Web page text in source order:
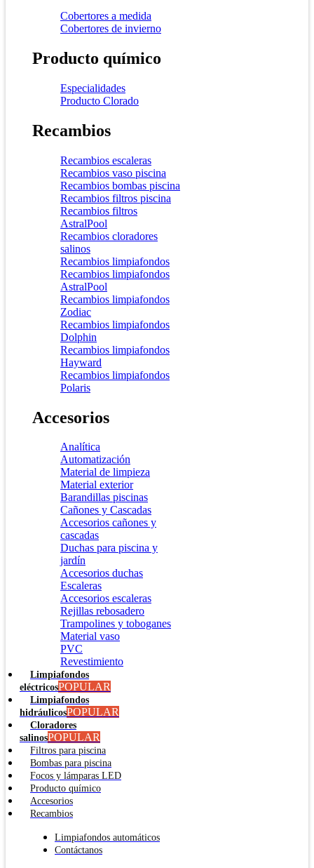
Cobertores a medida
Cobertores de invierno
Producto químico
Especialidades
Producto Clorado
Recambios
Recambios escaleras
Recambios vaso piscina
Recambios bombas piscina
Recambios filtros piscina
Recambios filtros
AstralPool
Recambios cloradores
salinos
Recambios limpiafondos
Recambios limpiafondos
AstralPool
Recambios limpiafondos
Zodiac
Recambios limpiafondos
Dolphin
Recambios limpiafondos
Hayward
Recambios limpiafondos
Polaris
Accesorios
Analítica
Automatización
Material de limpieza
Material exterior
Barandillas piscinas
Cañones y Cascadas
Accesorios cañones y
cascadas
Duchas para piscina y
jardín
Accesorios duchas
Escaleras
Accesorios escaleras
Rejillas rebosadero
Trampolines y toboganes
Material vaso
PVC
Revestimiento
Limpiafondos
eléctricosPOPULAR
Limpiafondos
hidráulicosPOPULAR
Cloradores
salinosPOPULAR
Filtros para piscina
Bombas para piscina
Focos y lámparas LED
Producto químico
Accesorios
Recambios
Limpiafondos automáticos
Contáctanos